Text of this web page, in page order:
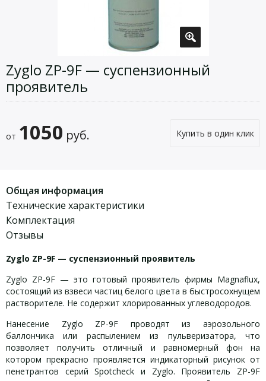
Zyglo ZP-9F — суспензионный
проявитель
от 1050 руб. Купить в один клик
Общая информация
Технические характеристики
Комплектация
Отзывы
Zyglo ZP-9F — суспензионный проявитель
Zyglo ZP-9F — это готовый проявитель фирмы Magnaflux,
состоящий из взвеси частиц белого цвета в быстросохнущем
растворителе. Не содержит хлорированных углеводородов.
Нанесение Zyglo ZP-9F проводят из аэрозольного
баллончика или распылением из пульверизатора, что
позволяет получить отличный и равномерный фон на
котором прекрасно проявляется индикаторный рисунок от
пенетрантов серий Spotcheck и Zyglo. Проявитель ZP-9F